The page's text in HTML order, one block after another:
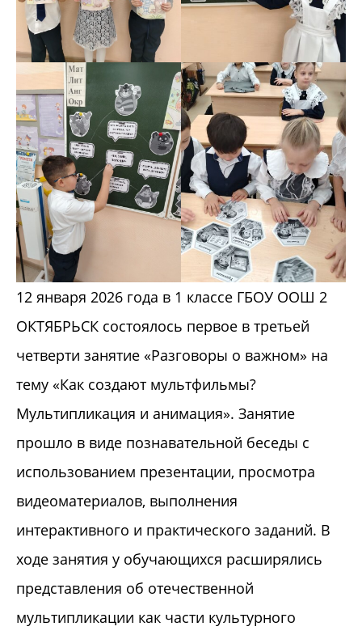
12 января 2026 года в 1 классе ГБОУ ООШ 2
ОКТЯБРЬСК состоялось первое в третьей
четверти занятие «Разговоры о важном» на
тему «Как создают мультфильмы?
Мультипликация и анимация». Занятие
прошло в виде познавательной беседы с
использованием презентации, просмотра
видеоматериалов, выполнения
интерактивного и практического заданий. В
ходе занятия у обучающихся расширялись
представления об отечественной
мультипликации как части культурного